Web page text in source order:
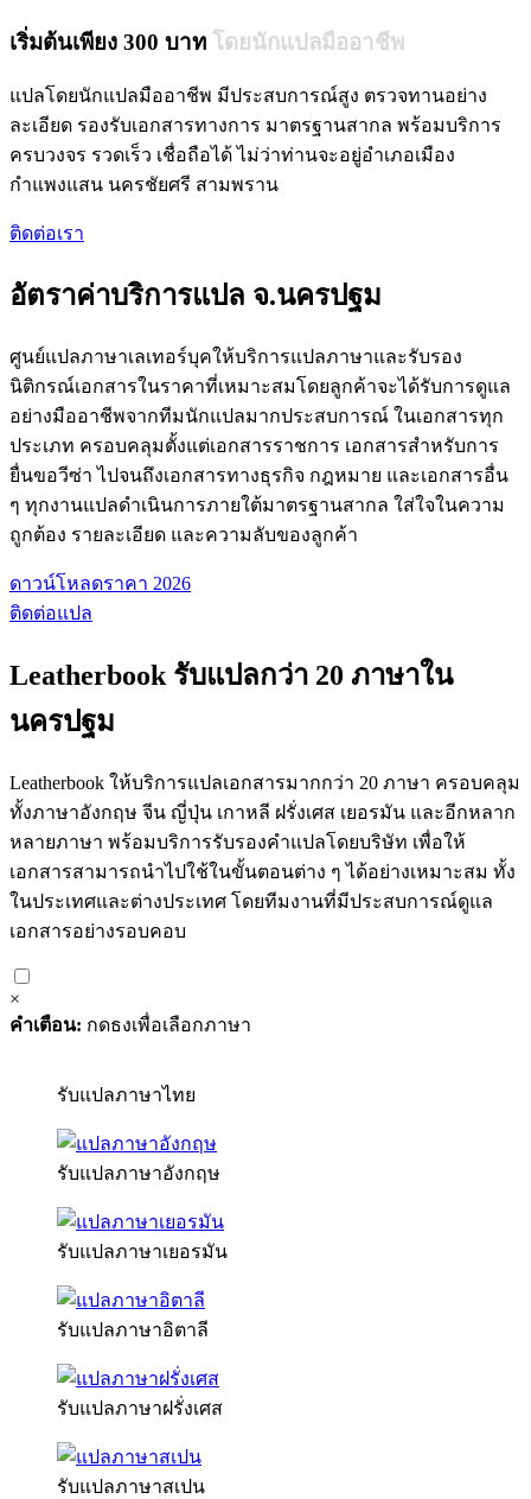
เริ่มต้นเพียง 300 บาท โดยนักแปลมืออาชีพ
แปลโดยนักแปลมืออาชีพ มีประสบการณ์สูง ตรวจทานอย่าง
ละเอียด รองรับเอกสารทางการ มาตรฐานสากล พร้อมบริการ
ครบวงจร รวดเร็ว เชื่อถือได้ ไม่ว่าท่านจะอยู่อำเภอเมือง
กำแพงแสน นครชัยศรี สามพราน
ติดต่อเรา
อัตราค่าบริการแปล จ.นครปฐม
ศูนย์แปลภาษาเลเทอร์บุคให้บริการแปลภาษาและรับรอง
นิติกรณ์เอกสารในราคาที่เหมาะสมโดยลูกค้าจะได้รับการดูแล
อย่างมืออาชีพจากทีมนักแปลมากประสบการณ์ ในเอกสารทุก
ประเภท ครอบคลุมตั้งแต่เอกสารราชการ เอกสารสำหรับการ
ยื่นขอวีซ่า ไปจนถึงเอกสารทางธุรกิจ กฎหมาย และเอกสารอื่น
ๆ ทุกงานแปลดำเนินการภายใต้มาตรฐานสากล ใส่ใจในความ
ถูกต้อง รายละเอียด และความลับของลูกค้า
ดาวน์โหลดราคา 2026
ติดต่อแปล
Leatherbook รับแปลกว่า 20 ภาษาใน
นครปฐม
Leatherbook ให้บริการแปลเอกสารมากกว่า 20 ภาษา ครอบคลุม
ทั้งภาษาอังกฤษ จีน ญี่ปุ่น เกาหลี ฝรั่งเศส เยอรมัน และอีกหลาก
หลายภาษา พร้อมบริการรับรองคำแปลโดยบริษัท เพื่อให้
เอกสารสามารถนำไปใช้ในขั้นตอนต่าง ๆ ได้อย่างเหมาะสม ทั้ง
ในประเทศและต่างประเทศ โดยทีมงานที่มีประสบการณ์ดูแล
เอกสารอย่างรอบคอบ
×
คำเตือน: กดธงเพื่อเลือกภาษา
รับแปลภาษาไทย
รับแปลภาษาอังกฤษ
รับแปลภาษาเยอรมัน
รับแปลภาษาอิตาลี
รับแปลภาษาฝรั่งเศส
รับแปลภาษาสเปน